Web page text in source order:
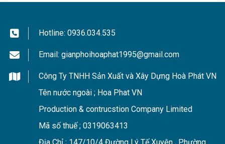
– Lưới an toàn cầu thang cũng nhưlưới an toàn ban
Hotline: 0936.034.535
Email: gianphoihoaphat1995@gmail.com
Công Ty TNHH Sản Xuất và Xây Dựng Hoà Phát VN
Tên nước ngoài ; Hoa Phat VN
Production & contrucstion Company Limited
Mã số thuế ; 0319063413